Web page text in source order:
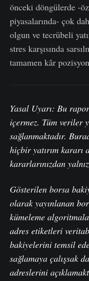
önceki döngülerde -
piyasalarında- çok
olgun ve tecrübeli
stres karşısında
tamamen kâr
Yasal Uyarı: Bu
içermez. Tüm veriler
sağlanmaktadır.
hiçbir yatırım kararı
kararlarınızdan
Gösterilen borsa
olarak yayınlanan
kümeleme
adres etiketleri
bakiyelerini temsil
sağlamaya çalışsak
adreslerini